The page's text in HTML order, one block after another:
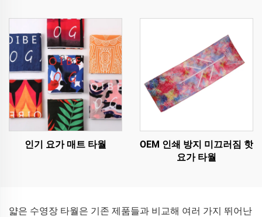
인기 요가 매트 타월
OEM 인쇄 방지 미끄러짐 핫
요가 타월
얇은 수영장 타월은 기존 제품들과 비교해 여러 가지 뛰어난